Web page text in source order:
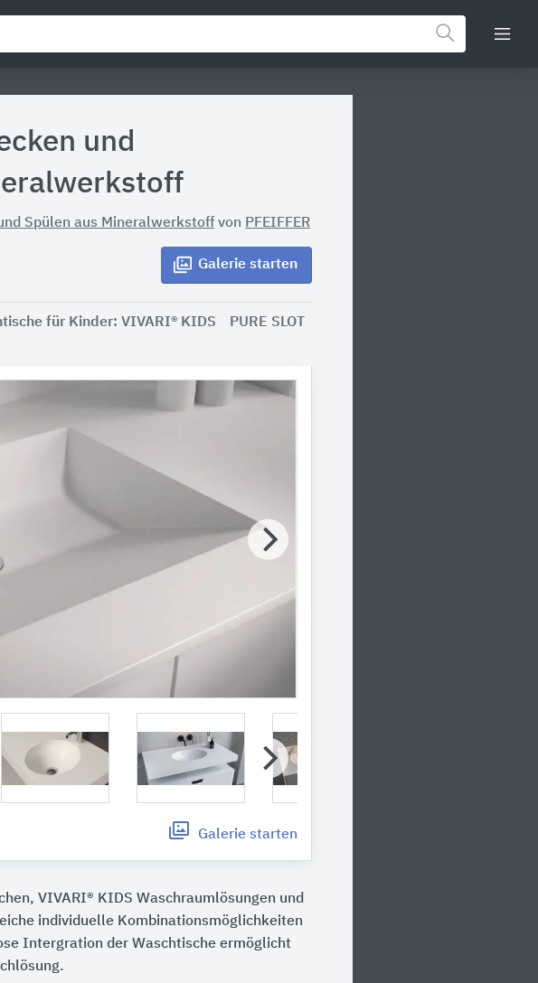
und
Spülen aus Mineralwerkstoffvon PFEIFFER
Galerie starten
für Kinder: VIVARI® KIDS PURE SLOT
Galerie starten
VIVARI® KIDS Waschraumlösungen und
individuelle Kombinationsmöglichkeiten
Intergration der Waschtische ermöglicht